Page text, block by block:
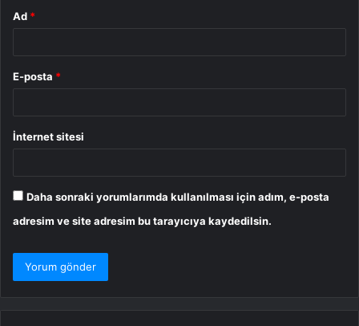
Ad *
E-posta *
İnternet sitesi
Daha sonraki yorumlarımda kullanılması için adım, e-posta
adresim ve site adresim bu tarayıcıya kaydedilsin.